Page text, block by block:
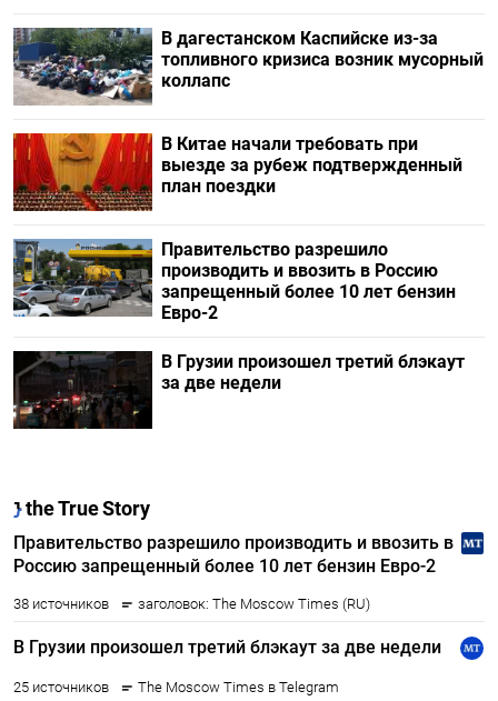
В дагестанском Каспийске из-за
топливного кризиса возник мусорный
коллапс
В Китае начали требовать при
выезде за рубеж подтвержденный
план поездки
Правительство разрешило
производить и ввозить в Россию
запрещенный более 10 лет бензин
Евро-2
В Грузии произошел третий блэкаут
за две недели